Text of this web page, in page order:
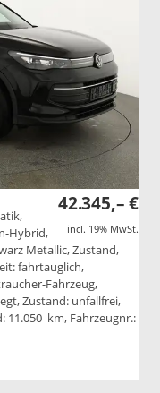
42.345,– €
incl. 19% MwSt.
Hybrid,
Metallic, Zustand,
fahrtauglich,
Fahrzeug,
Zustand: unfallfrei,
11.050 km, Fahrzeugnr.: